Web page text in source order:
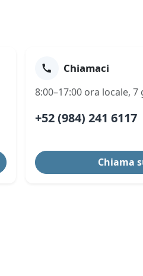
Chiamaci
8:00–17:00 ora locale, 7
+52 (984) 241 6117
Chiama